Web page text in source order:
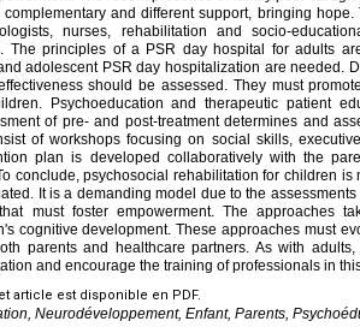
and different support, bringing
nurses, rehabilitation and socio-
The principles of a PSR day hospital for adults
adolescent PSR day hospitalization are needed.
should be assessed. They must
Psychoeducation and therapeutic patient
of pre- and post-treatment determines and
of workshops focusing on social skills,
plan is developed collaboratively with the
conclude, psychosocial rehabilitation for children is
It is a demanding model due to the
must foster empowerment. The approaches
cognitive development. These approaches must
parents and healthcare partners. As with
and encourage the training of professionals in
article est disponible en PDF.
Neurodéveloppement, Enfant, Parents,